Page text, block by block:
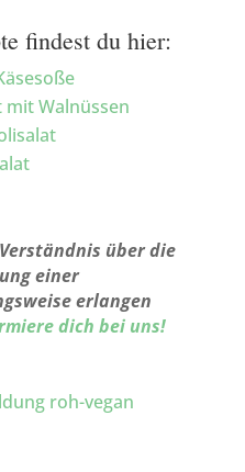
findest du hier:
mit Walnüssen
über die
einer
erlangen
dich bei uns!